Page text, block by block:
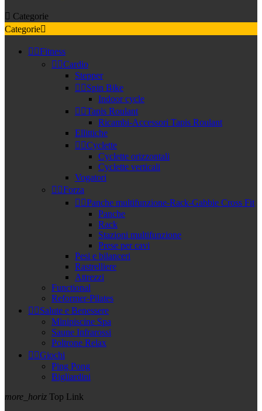
 Categorie
Categorie
 Fitness
 Cardio
Stepper
 Spin Bike
Indoor cycle
 Tapis Roulant
Ricambi-Accessori Tapis Roulant
Ellittiche
 Cyclette
Cyclette orizzontali
Cyclette verticali
Vogatori
 Forza
 Panche multifunzione-Rack-Gabbie Cross Fit
Panche
Rack
Stazioni multifunzione
Prese per cavi
Pesi e bilanceri
Rastrelliere
Attrezzi
Functional
Reformer-Pilates
 Salute e Benessere
Minipiscine Spa
Saune Infrarossi
Poltrone Relax
 Giochi
Ping Pong
Bigliardini
more_horiz Top Link